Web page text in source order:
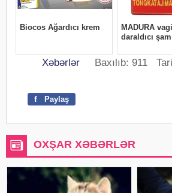
Xəbərlər Baxılıb: 911
f Paylaş
OXŞAR XƏBƏRLƏR